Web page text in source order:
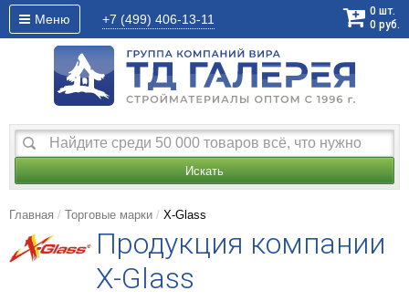
Меню +7 (499) 406-13-11
0 шт.
0 руб.
Искать
Главная Торговые марки X-Glass
Продукция компании
X-Glass